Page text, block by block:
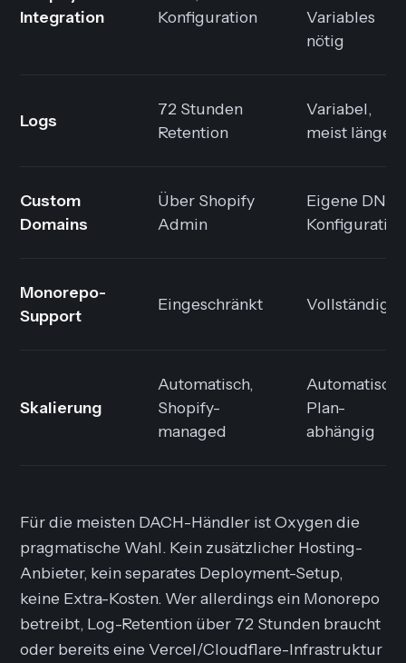
Integration
Konfiguration
Variables
nötig
Logs
72 Stunden
Retention
Variabel,
meist länger
Custom
Domains
Über Shopify
Admin
Eigene DNS-
Konfiguration
Monorepo-
Support
Eingeschränkt Vollständig
Skalierung
Automatisch,
Shopify-
managed
Automatisch,
Plan-
abhängig
Für die meisten DACH-Händler ist Oxygen die
pragmatische Wahl. Kein zusätzlicher Hosting-
Anbieter, kein separates Deployment-Setup,
keine Extra-Kosten. Wer allerdings ein Monorepo
betreibt, Log-Retention über 72 Stunden braucht
oder bereits eine Vercel/Cloudflare-Infrastruktur